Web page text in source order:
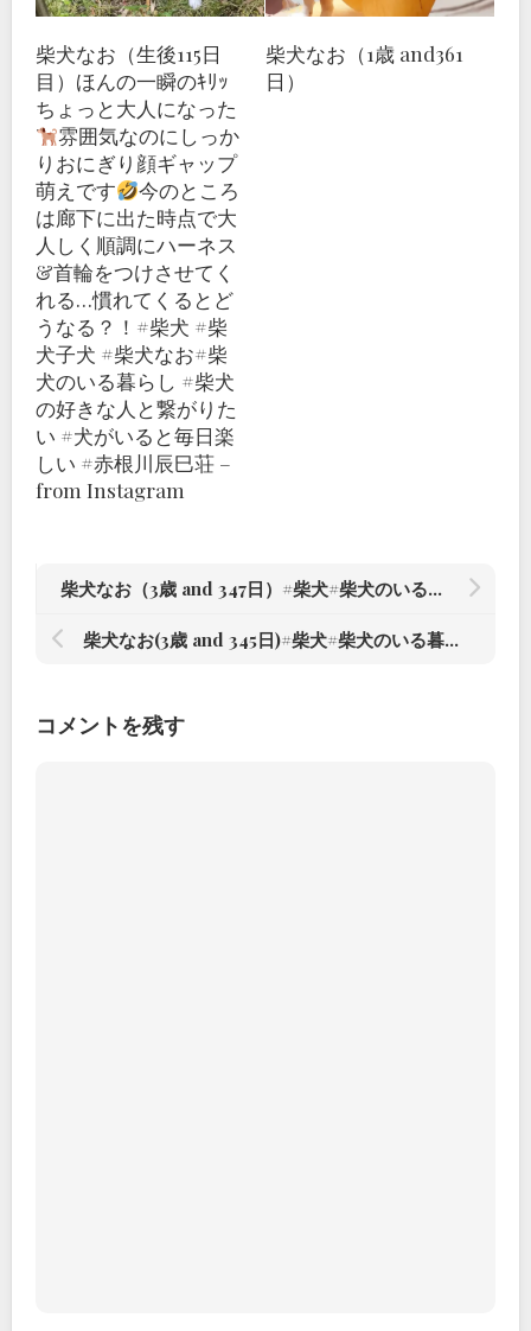
柴犬なお（生後115日
目）ほんの一瞬のｷﾘｯ
ちょっと大人になった
雰囲気なのにしっか
りおにぎり顔ギャップ
萌えです
今のところ
は廊下に出た時点で大
人しく順調にハーネス
&首輪をつけさせてく
れる…慣れてくるとど
うなる？！#柴犬 #柴
犬子犬 #柴犬なお#柴
犬のいる暮らし #柴犬
の好きな人と繋がりた
い #犬がいると毎日楽
しい #赤根川辰巳荘 –
from Instagram
柴犬なお（1歳 and361
日）
柴犬なお（3歳 and 347日）#柴犬#柴犬のいる暮らし #赤根川辰巳荘出身 – from Instagram
柴犬なお(3歳 and 345日)#柴犬#柴犬のいる暮らし #赤根川辰巳荘出身 – from Instagram
コメントを残す